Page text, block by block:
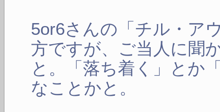
5or6さんの「チル・ア
方ですが、ご当人に聞
と。「落ち着く」とか
なことかと。